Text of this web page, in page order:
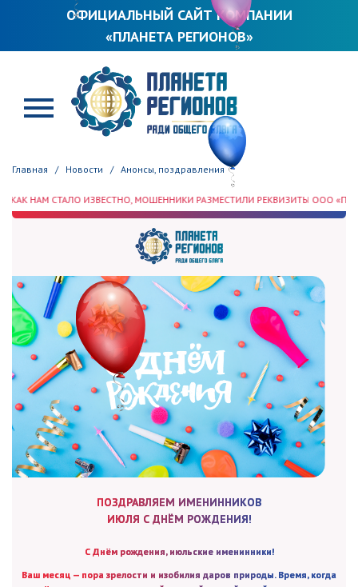
ОФИЦИАЛЬНЫЙ САЙТ КОМПАНИИ
«ПЛАНЕТА РЕГИОНОВ»
ПЛАНЕТА РЕГИОНОВ
Главная Новости Анонсы, поздравления
ИЗВЕСТНО, МОШЕННИКИ РАЗМЕСТИЛИ РЕКВИЗИТЫ ООО «ПЛАНЕТА
ПОЗДРАВЛЯЕМ ИМЕНИННИКОВ
ИЮЛЯ С ДНЁМ РОЖДЕНИЯ!
С Днём рождения, июльские именинники!
Ваш месяц — пора зрелости и изобилия даров природы. Время, когда